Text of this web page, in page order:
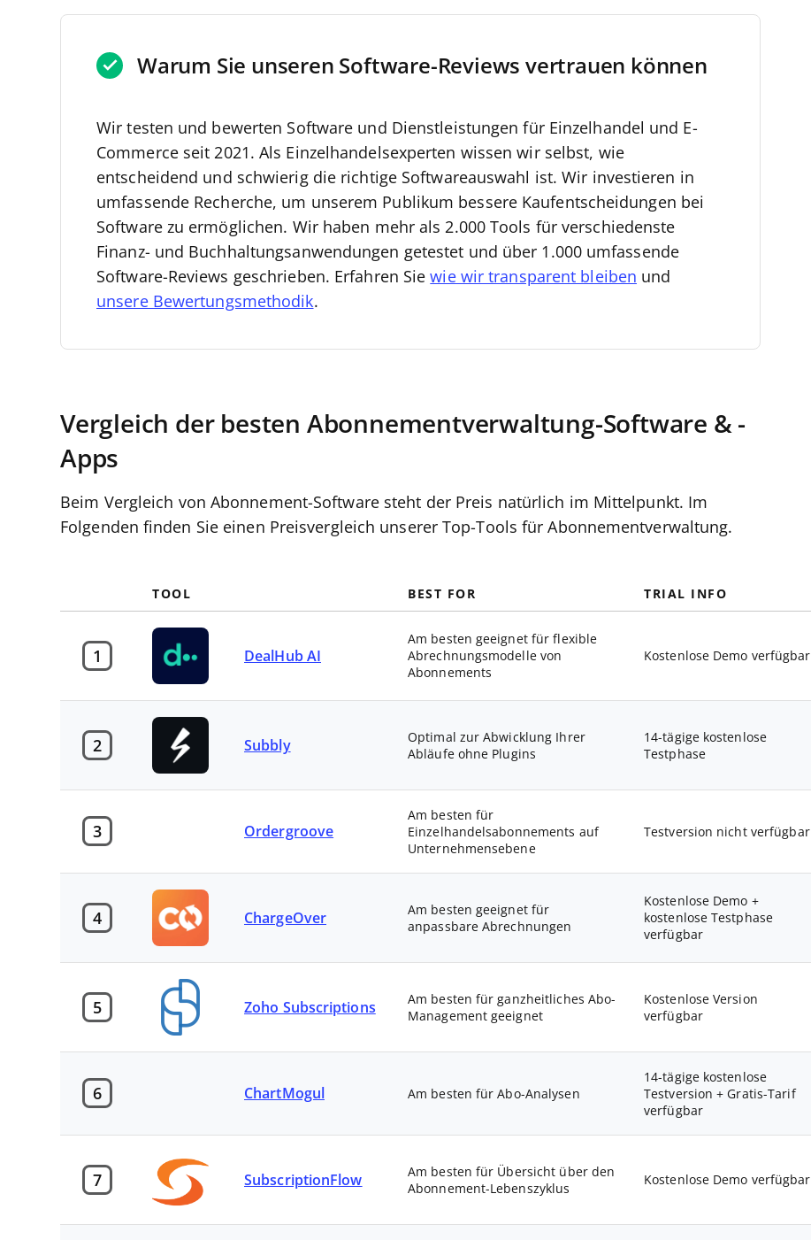
Warum Sie unseren Software-Reviews vertrauen können
Wir testen und bewerten Software und Dienstleistungen für Einzelhandel und E-
Commerce seit 2021. Als Einzelhandelsexperten wissen wir selbst, wie
entscheidend und schwierig die richtige Softwareauswahl ist. Wir investieren in
umfassende Recherche, um unserem Publikum bessere Kaufentscheidungen bei
Software zu ermöglichen. Wir haben mehr als 2.000 Tools für verschiedenste
Finanz- und Buchhaltungsanwendungen getestet und über 1.000 umfassende
Software-Reviews geschrieben. Erfahren Siewie wir transparent bleiben und
unsere Bewertungsmethodik.
Vergleich der besten Abonnementverwaltung-Software & -
Apps
Beim Vergleich von Abonnement-Software steht der Preis natürlich im Mittelpunkt. Im
Folgenden finden Sie einen Preisvergleich unserer Top-Tools für Abonnementverwaltung.
TOOL BEST FOR TRIAL INFO
1 DealHub AI
Am besten geeignet für flexible
Abrechnungsmodelle von
Abonnements
Kostenlose Demo verfügbar
2 Subbly
Optimal zur Abwicklung Ihrer
Abläufe ohne Plugins
14-tägige kostenlose
Testphase
3 Ordergroove
Am besten für
Einzelhandelsabonnements auf
Unternehmensebene
Testversion nicht verfügbar
4 ChargeOver
Am besten geeignet für
anpassbare Abrechnungen
Kostenlose Demo +
kostenlose Testphase
verfügbar
5 Zoho Subscriptions
Am besten für ganzheitliches Abo-
Management geeignet
Kostenlose Version
verfügbar
6 ChartMogul Am besten für Abo-Analysen
14-tägige kostenlose
Testversion + Gratis-Tarif
verfügbar
7 SubscriptionFlow
Am besten für Übersicht über den
Abonnement-Lebenszyklus
Kostenlose Demo verfügbar